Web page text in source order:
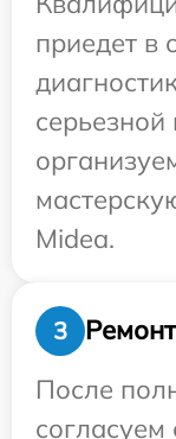
приедет в
Midea.
3
После
согласуем